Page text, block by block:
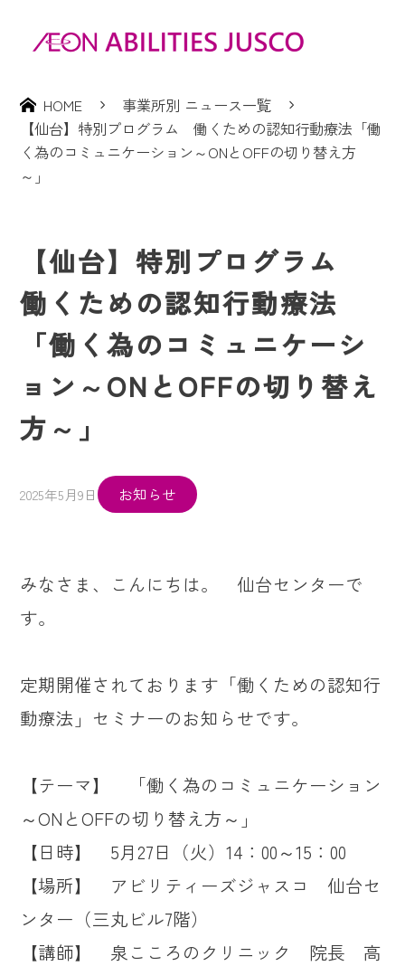
HOME
事業所別 ニュース一覧
【仙台】特別プログラム 働くための認知行動療法「働
く為のコミュニケーション～ONとOFFの切り替え方
～」
【仙台】特別プログラム
働くための認知行動療法
「働く為のコミュニケーシ
ョン～ONとOFFの切り替え
方～」
2025年5月9日 お知らせ
みなさま、こんにちは。 仙台センターで
す。
定期開催されております「働くための認知行
動療法」セミナーのお知らせです。
【テーマ】 「働く為のコミュニケーション
～ONとOFFの切り替え方～」
【日時】 5月27日（火）14：00～15：00
【場所】 アビリティーズジャスコ 仙台セ
ンター（三丸ビル7階）
【講師】 泉こころのクリニック 院長 高